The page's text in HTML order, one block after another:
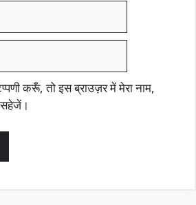
करूँ, तो इस ब्राउज़र में मेरा नाम,